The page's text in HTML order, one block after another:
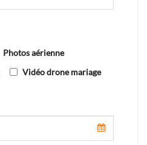
Photos aérienne
Vidéo drone mariage